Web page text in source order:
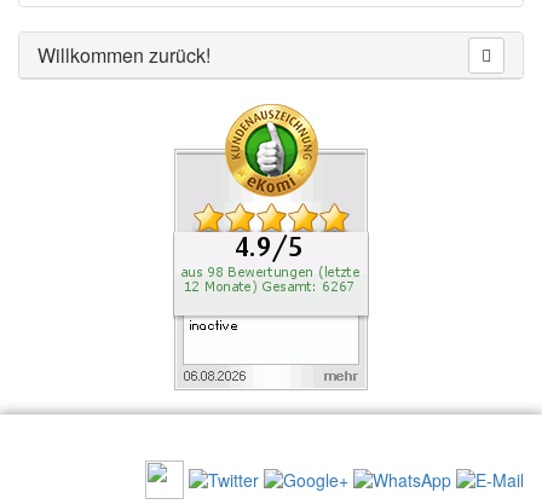
Willkommen zurück!